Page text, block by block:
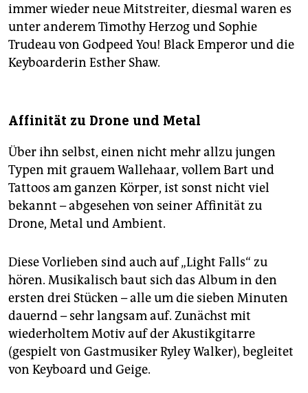
immer wieder neue Mitstreiter, diesmal waren es
unter anderem Timothy Herzog und Sophie
Trudeau von Godpeed You! Black Emperor und die
Keyboarderin Esther Shaw.
Affinität zu Drone und Metal
Über ihn selbst, einen nicht mehr allzu jungen
Typen mit grauem Wallehaar, vollem Bart und
Tattoos am ganzen Körper, ist sonst nicht viel
bekannt – abgesehen von seiner Affinität zu
Drone, Metal und Ambient.
Diese Vorlieben sind auch auf „Light Falls“ zu
hören. Musikalisch baut sich das Album in den
ersten drei Stücken – alle um die sieben Minuten
dauernd – sehr langsam auf. Zunächst mit
wiederholtem Motiv auf der Akustikgitarre
(gespielt von Gastmusiker Ryley Walker), begleitet
von Keyboard und Geige.